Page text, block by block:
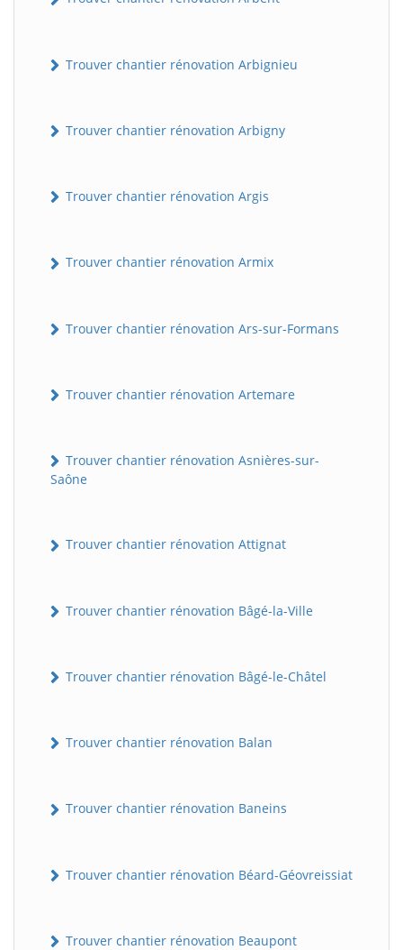
Trouver chantier rénovation Arbignieu
Trouver chantier rénovation Arbigny
Trouver chantier rénovation Argis
Trouver chantier rénovation Armix
Trouver chantier rénovation Ars-sur-Formans
Trouver chantier rénovation Artemare
Trouver chantier rénovation Asnières-sur-
Saône
Trouver chantier rénovation Attignat
Trouver chantier rénovation Bâgé-la-Ville
Trouver chantier rénovation Bâgé-le-Châtel
Trouver chantier rénovation Balan
Trouver chantier rénovation Baneins
Trouver chantier rénovation Béard-Géovreissiat
Trouver chantier rénovation Beaupont